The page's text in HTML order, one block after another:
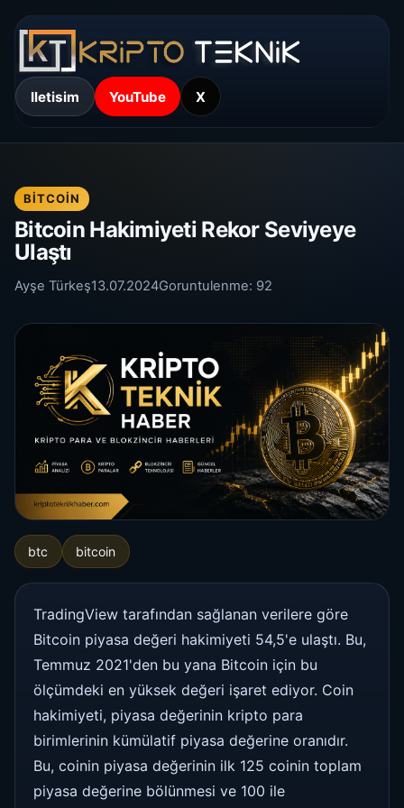
Iletisim YouTube X
BITCOIN
Bitcoin Hakimiyeti Rekor Seviyeye
Ulaştı
Ayşe Türkeş13.07.2024Goruntulenme: 92
btc bitcoin
TradingView tarafından sağlanan verilere göre
Bitcoin piyasa değeri hakimiyeti 54,5'e ulaştı. Bu,
Temmuz 2021'den bu yana Bitcoin için bu
ölçümdeki en yüksek değeri işaret ediyor. Coin
hakimiyeti, piyasa değerinin kripto para
birimlerinin kümülatif piyasa değerine oranıdır.
Bu, coinin piyasa değerinin ilk 125 coinin toplam
piyasa değerine bölünmesi ve 100 ile